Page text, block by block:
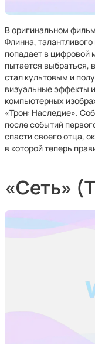
В оригинальном
Флинна,
попадает в цифровой
пытается выбраться,
стал культовым и
визуальные эффекты
компьютерных
«Трон: Наследие».
после событий
спасти своего отца,
в которой теперь
«Сеть»